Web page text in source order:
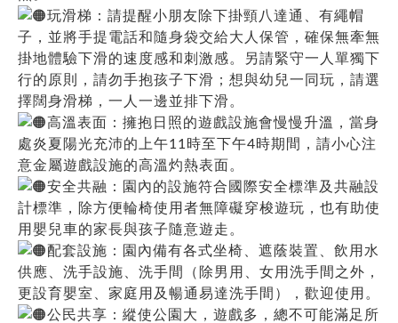
玩滑梯：請提醒小朋友除下掛頸八達通、有繩帽
子，並將手提電話和隨身袋交給大人保管，確保無牽無
掛地體驗下滑的速度感和刺激感。另請緊守一人單獨下
行的原則，請勿手抱孩子下滑；想與幼兒一同玩，請選
擇闊身滑梯，一人一邊並排下滑。
高溫表面：擁抱日照的遊戲設施會慢慢升溫，當身
處炎夏陽光充沛的上午11時至下午4時期間，請小心注
意金屬遊戲設施的高溫灼熱表面。
安全共融：園內的設施符合國際安全標準及共融設
計標準，除方便輪椅使用者無障礙穿梭遊玩，也有助使
用嬰兒車的家長與孩子隨意遊走。
配套設施：園內備有各式坐椅、遮蔭裝置、飲用水
供應、洗手設施、洗手間（除男用、女用洗手間之外，
更設育嬰室、家庭用及暢通易達洗手間），歡迎使用。
公民共享：縱使公園大，遊戲多，總不可能滿足所